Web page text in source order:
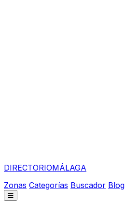
DIRECTORIOMÁLAGA
Zonas Categorías Buscador Blog